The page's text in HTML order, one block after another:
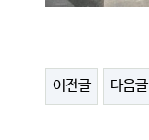
이전글 다음글